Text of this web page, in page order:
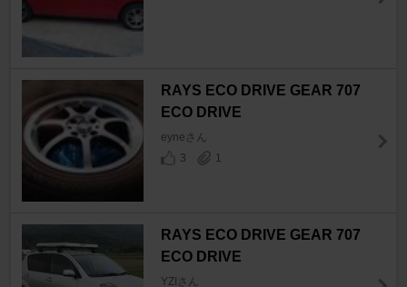
RAYS ECO DRIVE GEAR 707
ECO DRIVE
eyneさん
3
1
RAYS ECO DRIVE GEAR 707
ECO DRIVE
YZIさん